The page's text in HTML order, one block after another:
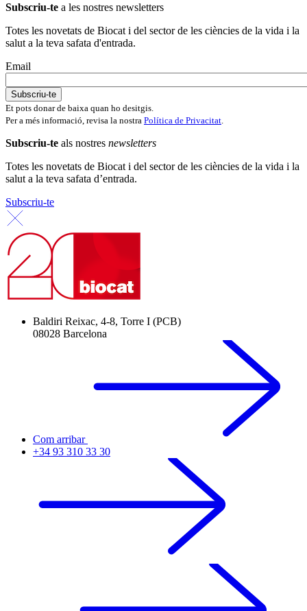
Subscriu-te a les nostres newsletters
Totes les novetats de Biocat i del sector de les ciències de la vida i la
salut a la teva safata d'entrada.
Email
Et pots donar de baixa quan ho desitgis.
Per a més informació, revisa la nostra Política de Privacitat
Subscriu-te als nostres newsletters
Totes les novetats de Biocat i del sector de les ciències de la vida i la
salut a la teva safata d’entrada.
Subscriu-te
Baldiri Reixac, 4-8, Torre I (PCB)
08028 Barcelona
Com arribar
+34 93 310 33 30